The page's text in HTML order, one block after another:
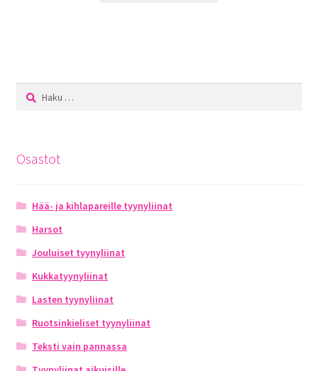
Haku:
Osastot
Hää- ja kihlapareille tyynyliinat
Harsot
Jouluiset tyynyliinat
Kukkatyynyliinat
Lasten tyynyliinat
Ruotsinkieliset tyynyliinat
Teksti vain pannassa